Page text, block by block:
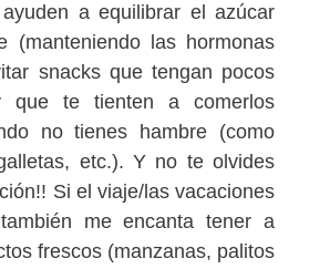
a equilibrar el azúcar
(manteniendo las hormonas
snacks que tengan pocos
que te tienten a comerlos
no tienes hambre (como
etc.). Y no te olvides
Si el viaje/las vacaciones
me encanta tener a
frescos (manzanas, palitos